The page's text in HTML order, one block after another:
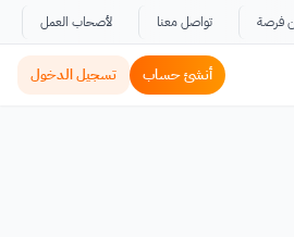
فرصة تواصل معنا لأصحاب العمل
أنشئ حساب تسجيل الدخول